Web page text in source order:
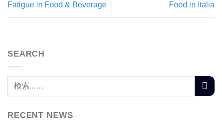
Fatigue in Food & Beverage
Food in Italia
SEARCH
RECENT NEWS